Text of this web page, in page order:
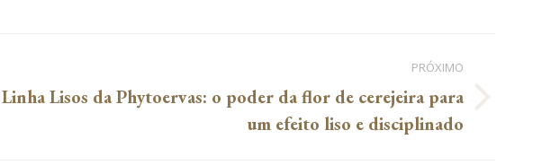
PRÓXIMO
Linha Lisos da Phytoervas: o poder da flor de cerejeira para
um efeito liso e disciplinado